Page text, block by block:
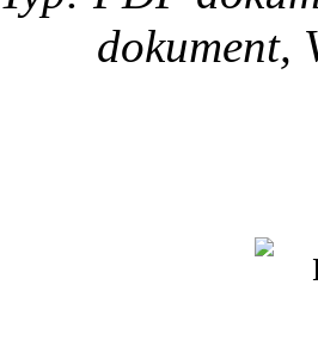
dokument,